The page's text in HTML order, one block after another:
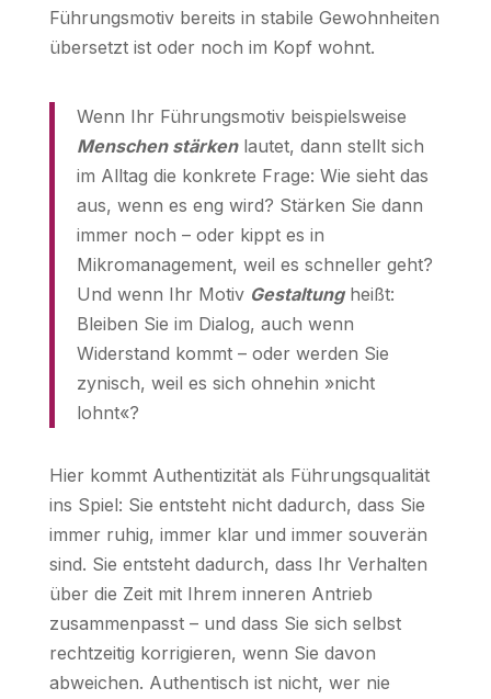
Führungsmotiv bereits in stabile Gewohnheiten
übersetzt ist oder noch im Kopf wohnt.
Wenn Ihr Führungsmotiv beispielsweise
Menschen stärken lautet, dann stellt sich
im Alltag die konkrete Frage: Wie sieht das
aus, wenn es eng wird? Stärken Sie dann
immer noch – oder kippt es in
Mikromanagement, weil es schneller geht?
Und wenn Ihr Motiv Gestaltung heißt:
Bleiben Sie im Dialog, auch wenn
Widerstand kommt – oder werden Sie
zynisch, weil es sich ohnehin »nicht
lohnt«?
Hier kommt Authentizität als Führungsqualität
ins Spiel: Sie entsteht nicht dadurch, dass Sie
immer ruhig, immer klar und immer souverän
sind. Sie entsteht dadurch, dass Ihr Verhalten
über die Zeit mit Ihrem inneren Antrieb
zusammenpasst – und dass Sie sich selbst
rechtzeitig korrigieren, wenn Sie davon
abweichen. Authentisch ist nicht, wer nie